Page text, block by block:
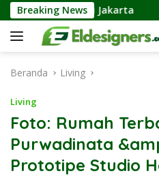
Langsung
ke
konten
Breaking News
Dunia Di Jakarta
Beranda Living
Living
Foto: Rumah
Purwadinata
Prototipe Studio